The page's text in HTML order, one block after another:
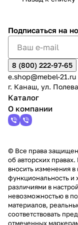
2
Подписаться на
8 (800) 222-97-65
e.shop@mebel-21.ru
г. Канаш, ул.
Каталог
О компании
© Все права
об авторских
вносить изменения
функциональность и
различиями в
невозможностью в
материалов,
соответствовать
отмеченных